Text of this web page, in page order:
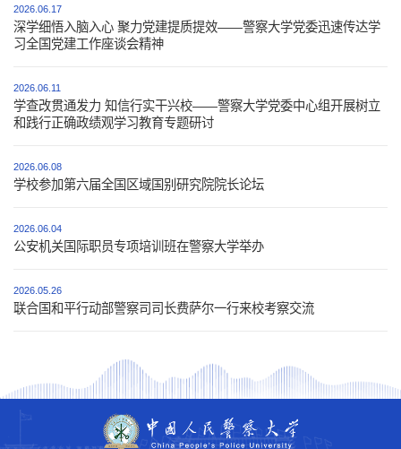
2026.06.17
深学细悟入脑入心 聚力党建提质提效——警察大学党委迅速传达学
习全国党建工作座谈会精神
2026.06.11
学查改贯通发力 知信行实干兴校——警察大学党委中心组开展树立
和践行正确政绩观学习教育专题研讨
2026.06.08
学校参加第六届全国区域国别研究院院长论坛
2026.06.04
公安机关国际职员专项培训班在警察大学举办
2026.05.26
联合国和平行动部警察司司长费萨尔一行来校考察交流